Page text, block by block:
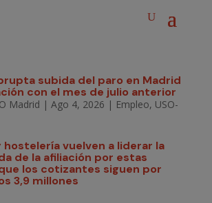
subida del paro en Madrid
con el mes de julio anterior
Madrid | Ago 4, 2026 | Empleo, USO-
hostelería vuelven a liderar la
de la afiliación por estas
los cotizantes siguen por
3,9 millones